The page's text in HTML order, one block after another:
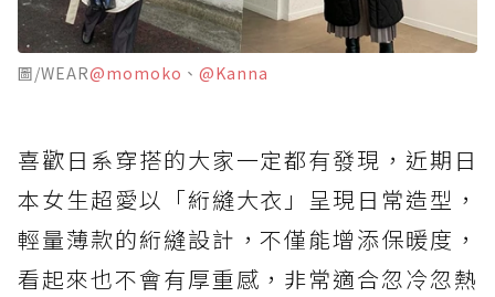
圖/WEAR@momoko 、 @Kanna
喜歡日系穿搭的大家一定都有發現，近期日
本女生超愛以「絎縫大衣」呈現日常造型，
輕量薄款的絎縫設計，不僅能增添保暖度，
看起來也不會有厚重感，非常適合忽冷忽熱